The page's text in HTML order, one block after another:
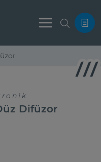
Menu
Difüzor